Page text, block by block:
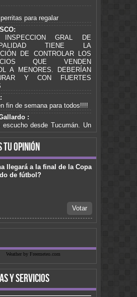
para regalar
INSPECCION GRAL DE
TIENE LA
DE CONTROLAR LOS
QUE VENDEN
A MENORES. DEBERÍAN
Y CON FUERTES
fin de semana para todos!!!!
:
escucho desde Tucumán. Un
mis compañeros de trabajo
cammisa.pasa algo de Gary
escuchar amigo
escuchar amigo
de Buenos Aires, y no la
escuchar hace raaaaaato.
gracias!!!! saludos a
=)
Córdoba Capital y quisiera que
Burgos "Morir De Amor"
tu opinión
llegará a la final de la Copa
de fútbol?
Votar
Weather by Freemeteo.com
y servicios